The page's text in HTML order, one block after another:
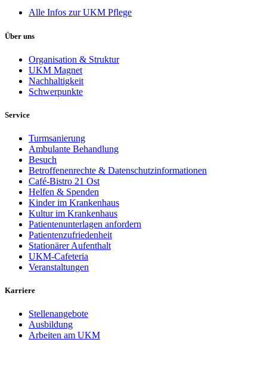
Alle Infos zur UKM Pflege
Über uns
Organisation & Struktur
UKM Magnet
Nachhaltigkeit
Schwerpunkte
Service
Turmsanierung
Ambulante Behandlung
Besuch
Betroffenenrechte & Datenschutzinformationen
Café-Bistro 21 Ost
Helfen & Spenden
Kinder im Krankenhaus
Kultur im Krankenhaus
Patientenunterlagen anfordern
Patientenzufriedenheit
Stationärer Aufenthalt
UKM-Cafeteria
Veranstaltungen
Karriere
Stellenangebote
Ausbildung
Arbeiten am UKM